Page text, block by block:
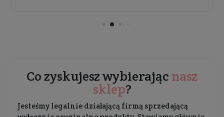
Co zyskujesz wybierając nasz
sklep?
Jesteśmy legalnie działającą firmą sprzedającą